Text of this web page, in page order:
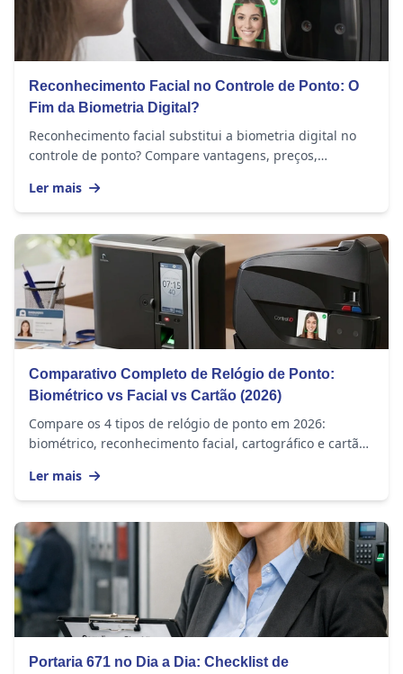
Reconhecimento Facial no Controle de Ponto: O
Fim da Biometria Digital?
Reconhecimento facial substitui a biometria digital no
controle de ponto? Compare vantagens, preços,
Ler mais
Comparativo Completo de Relógio de Ponto:
Biométrico vs Facial vs Cartão (2026)
Compare os 4 tipos de relógio de ponto em 2026:
biométrico, reconhecimento facial, cartográfico e cartão
Ler mais
Portaria 671 no Dia a Dia: Checklist de